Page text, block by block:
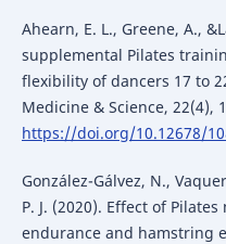
Ahearn, E. L., Greene, A.,
supplemental Pilates
flexibility of dancers 17 to
Medicine & Science, 22(4),
https://doi.org/10.12678/
González-Gálvez, N.,
P. J. (2020). Effect of
endurance and hamstring